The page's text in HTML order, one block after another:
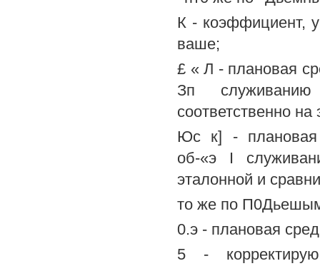
К - коэффициент,
ваше;
£ « Л - плановая
Зп
соответственно
Юс к] - плановая
об-«э I
эталонной и
то же по
0.э - плановая
5 -